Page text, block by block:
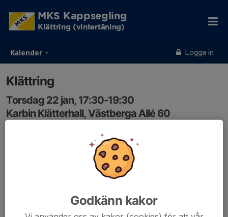
Kalender Logga in
MKS Kappsegling
Klättring (vintertäning)
Klättring
Torsdag 22 jan, 17:30-19:30
Karbin Klätterhall, Västberga Allé 60
Samling: 17:30, Mälarhöjdens T-bana kl 17.30
MKS ledare gör sällskap med barnen från och tillbaka till
Godkänn kakor